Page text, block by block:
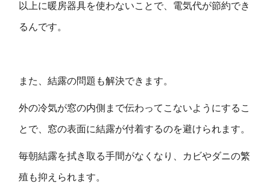
以上に暖房器具を使わないことで、電気代が節約でき
るんです。
また、結露の問題も解決できます。
外の冷気が窓の内側まで伝わってこないようにするこ
とで、窓の表面に結露が付着するのを避けられます。
毎朝結露を拭き取る手間がなくなり、カビやダニの繁
殖も抑えられます。